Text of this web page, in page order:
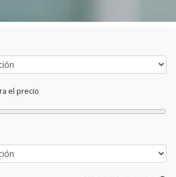
el precio